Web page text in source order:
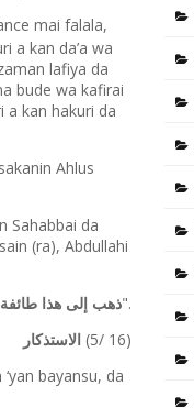
mai falala,
a kan da’a wa
lafiya da
bude wa kafirai
a kan hakuri da
Ahlus
Sahabbai da
(ra), Abdullahi
ذهب إلى هذا طائفة".
الاستذكار (5/ 16)
bayansu, da